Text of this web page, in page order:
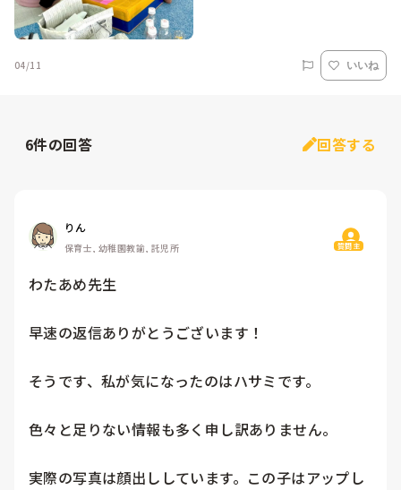
04/11 いいね
6件の回答 回答する
りん
保育士, 幼稚園教諭, 託児所 質問主
わたあめ先生
早速の返信ありがとうございます！
そうです、私が気になったのはハサミです。
色々と足りない情報も多く申し訳ありません。
実際の写真は顔出ししています。この子はアップし